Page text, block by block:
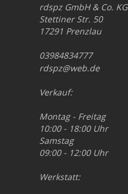
rdspz GmbH & Co. KG
Stettiner Str. 50
17291 Prenzlau
03984834777
rdspz@web.de
Verkauf:
Montag - Freitag
10:00 - 18:00 Uhr
Samstag
09:00 - 12:00 Uhr
Werkstatt: